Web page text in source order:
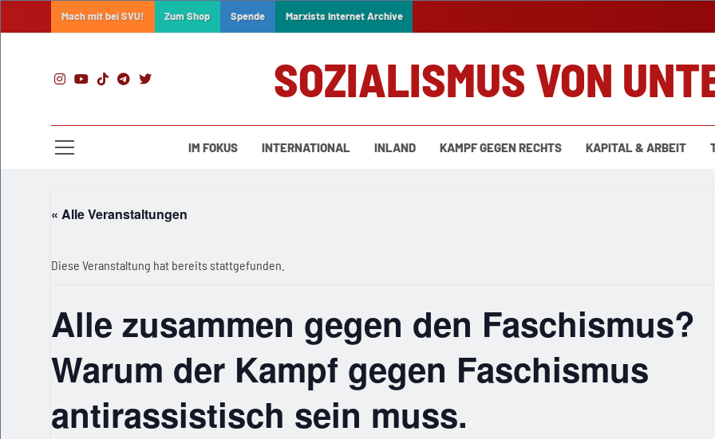
Mach mit bei SVU! Zum Shop Spende Marxists Internet Archive
SOZIALISMUS VON
IM FOKUS INTERNATIONAL INLAND KAMPF GEGEN RECHTS KAPITAL & ARBEIT
« Alle Veranstaltungen
Diese Veranstaltung hat bereits stattgefunden.
Alle zusammen gegen den Faschismus?
Warum der Kampf gegen Faschismus
antirassistisch sein muss.